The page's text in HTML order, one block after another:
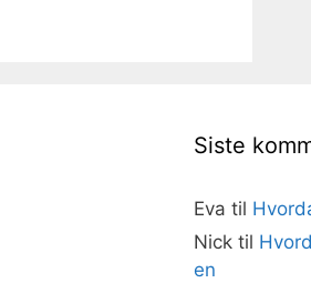
Siste
Eva til
Nicktil
en